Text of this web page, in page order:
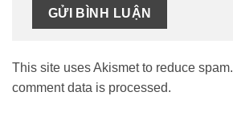
This site uses Akismet to reduce spam.
comment data is processed.